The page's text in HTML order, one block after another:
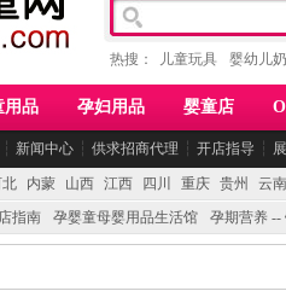
热搜： 儿童玩具 婴幼儿
用品 孕妇用品 婴童店
┆ 新闻中心 ┆ 供求招商代理 ┆ 开店指导 ┆
内蒙 山西 江西 四川 重庆 贵州 云南
指南 孕婴童母婴用品生活馆 孕期营养 --